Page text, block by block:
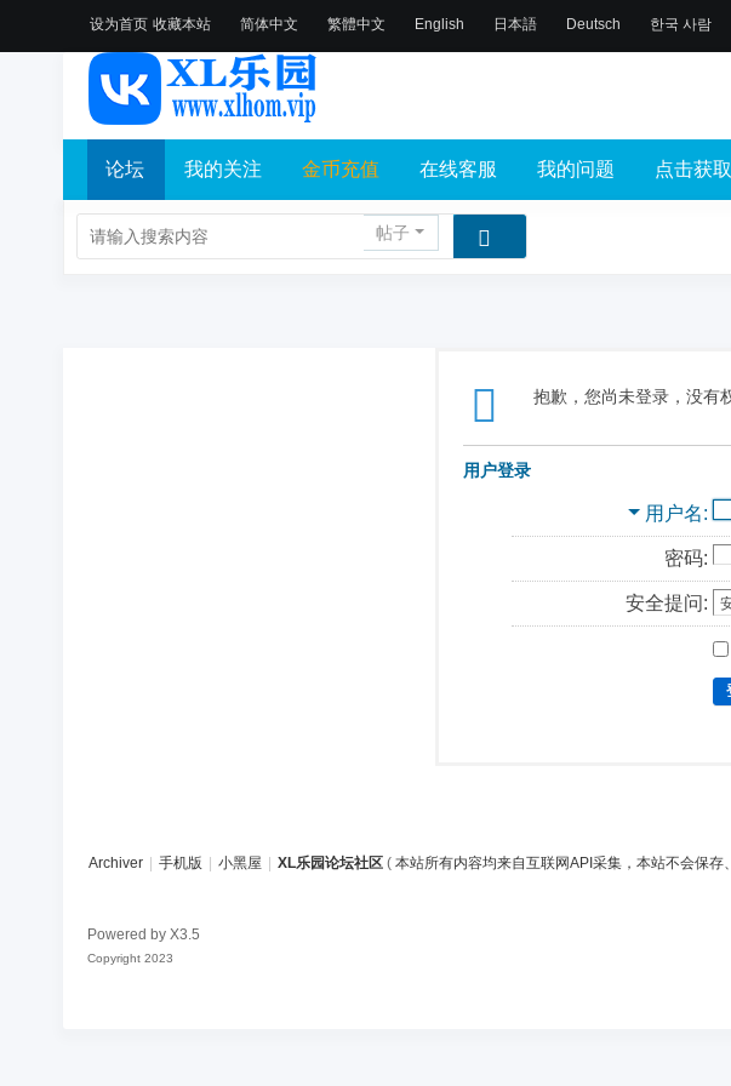
设为首页 收藏本站 简体中文 繁體中文 English 日本語 Deutsch 한국 사람
论坛 我的关注 金币充值 在线客服 我的问题 点击获
帖子
抱歉，您尚未登录，没有
用户登录
用户名
密码:
安全提问:
Archiver 手机版 小黑屋 XL乐园论坛社区 ( 本站所有内容均来自互联网API采集，本站不会保
Powered by X3.5
Copyright 2023